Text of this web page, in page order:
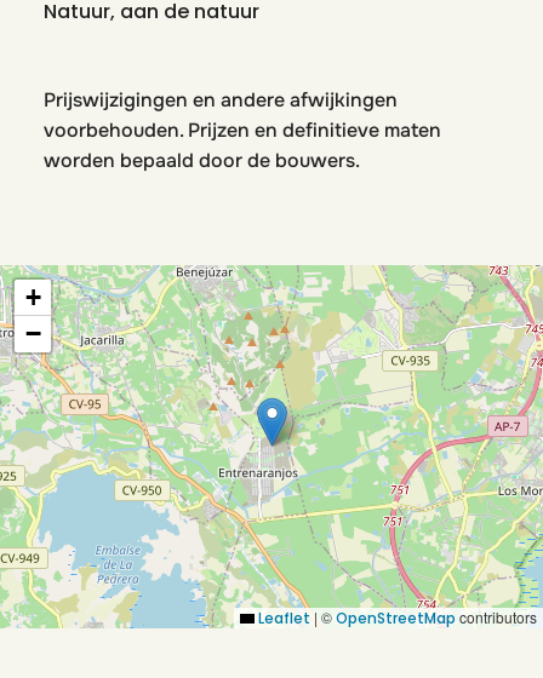
Natuur, aan de natuur
Prijswijzigingen en andere afwijkingen
voorbehouden. Prijzen en definitieve maten
worden bepaald door de bouwers.
+
−
Leaflet |©OpenStreetMap contributors